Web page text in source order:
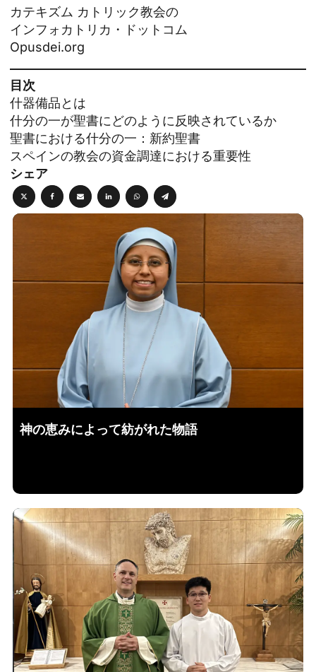
カテキズム カトリック教会の
インフォカトリカ・ドットコム
Opusdei.org
目次
什器備品とは
什分の一が聖書にどのように反映されているか
聖書における什分の一：新約聖書
スペインの教会の資金調達における重要性
シェア
神の恵みによって紡がれた物語